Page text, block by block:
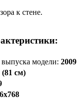
к стене.
выпуска модели:2009
см)